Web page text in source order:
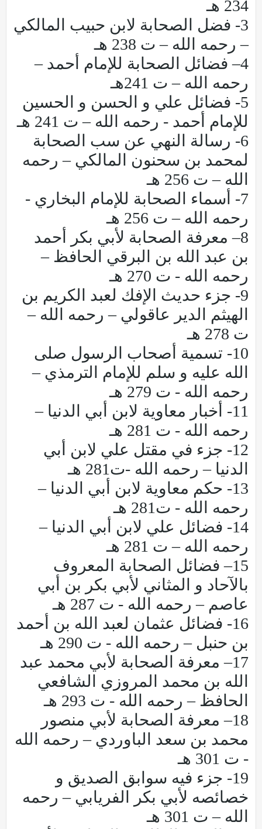
234 هـ
3- فضل الصحابة لابن حبيب المالكي
– رحمه الله – ت 238 هـ
4– فضائل الصحابة للإمام أحمد –
رحمه الله – ت 241هـ
5- فضائل علي و الحسن و الحسين
للإمام أحمد - رحمه الله – ت 241 هـ
6- رسالة النهي عن سب الصحابة
لمحمد بن سحنون المالكي – رحمه
الله – ت 256 هـ
7- أسماء الصحابة للإمام البخاري -
رحمه الله – ت 256 هـ
8– معرفة الصحابة لأبي بكر أحمد
بن عبد الله بن البرقي الحافظ –
رحمه الله - ت 270 هـ
9- جزء حديث الإفك لعبد الكريم بن
الهيثم الدير عاقولي – رحمه الله –
ت 278 هـ
10- تسمية أصحاب الرسول صلى
الله عليه و سلم للإمام الترمذي –
رحمه الله - ت 279 هـ
11- أخبار معاوية لابن أبي الدنيا –
رحمه الله - ت 281 هـ
12- جزء في مقتل علي لابن أبي
الدنيا – رحمه الله -ت281 هـ
13- حكم معاوية لابن أبي الدنيا –
رحمه الله - ت281 هـ
14- فضائل علي لابن أبي الدنيا –
رحمه الله – ت 281 هـ
15– فضائل الصحابة المعروف
بالآحاد و المثاني لأبي بكر بن أبي
عاصم – رحمه الله - ت 287 هـ
16- فضائل عثمان لعبد الله بن أحمد
بن حنبل – رحمه الله - ت 290 هـ
17– معرفة الصحابة لأبي محمد عبد
الله بن محمد المروزي الشافعي
الحافظ – رحمه الله - ت 293 هـ
18– معرفة الصحابة لأبي منصور
محمد بن سعد الباوردي – رحمه الله
- ت 301 هـ
19- جزء فيه سوابق الصديق و
خصائصه لأبي بكر الفريابي – رحمه
الله – ت 301 هـ